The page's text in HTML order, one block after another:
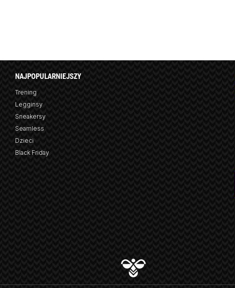
NAJPOPULARNIEJSZY
Trening
Legginsy
Sneakersy
Seamless
Dzieci
Black Friday